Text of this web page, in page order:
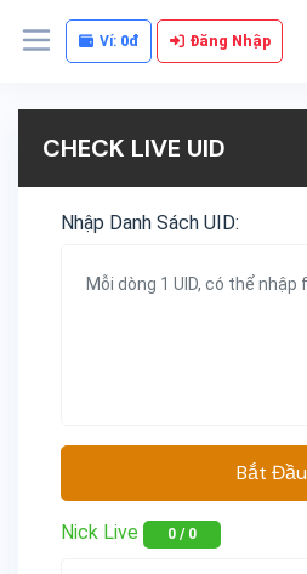
Ví: 0đ Đăng Nhập
CHECK LIVE UID
Nhập Danh Sách UID:
Bắt Đầu
Nick Live 0 / 0